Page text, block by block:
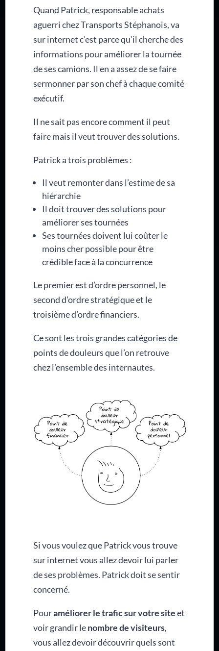
Quand Patrick, responsable achats
aguerri chez Transports Stéphanois, va
sur internet c’est parce qu’il cherche des
informations pour améliorer la tournée
de ses camions. Il en a assez de se faire
sermonner par son chef à chaque comité
exécutif.
Il ne sait pas encore comment il peut
faire mais il veut trouver des solutions.
Patrick a trois problèmes :
Il veut remonter dans l’estime de sa
hiérarchie
Il doit trouver des solutions pour
améliorer ses tournées
Ses tournées doivent lui coûter le
moins cher possible pour être
crédible face à la concurrence
Le premier est d’ordre personnel, le
second d’ordre stratégique et le
troisième d’ordre financiers.
Ce sont les trois grandes catégories de
points de douleurs que l’on retrouve
chez l’ensemble des internautes.
Si vous voulez que Patrick vous trouve
sur internet vous allez devoir lui parler
de ses problèmes. Patrick doit se sentir
concerné.
Pouraméliorer le trafic sur votre siteet
voir grandir lenombre de visiteurs,
vous allez devoir découvrir quels sont